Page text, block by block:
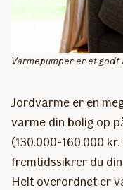
Varmepumper er et
Jordvarme er en
varme din bolig op
(130.000-160.000
fremtidssikrer du
Helt overordnet er